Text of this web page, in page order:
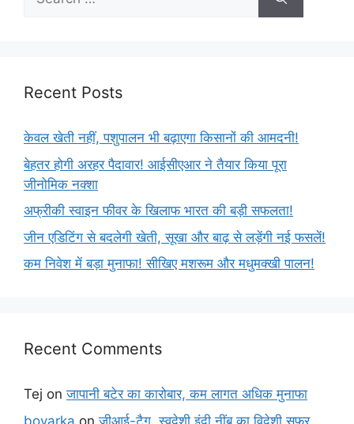
Recent Posts
केवल खेती नहीं, पशुपालन भी बढ़ाएगा किसानों की आमदनी!
बेहतर होगी अरहर पैदावार! आईसीएआर ने तैयार किया पूरा
जीनोमिक नक्शा
अफ्रीकी स्वाइन फीवर के खिलाफ भारत की बड़ी सफलता!
जीन एडिटिंग से बदलेगी खेती, सूखा और बाढ़ से लड़ेंगी नई फसलें!
कम निवेश में बड़ा मुनाफा! सीखिए मशरूम और मधुमक्खी पालन!
Recent Comments
Tej onजापानी बटेर का कारोबार, कम लागत अधिक मुनाफा
boyarka onजीआई-टैग, स्वदेशी इंदी नींबू का विदेशी सफर,